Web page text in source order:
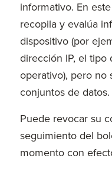
informativo. En
recopila y evalúa
dispositivo (por
dirección IP, el tipo
operativo), pero no
conjuntos de datos.
Puede revocar su
seguimiento del
momento con